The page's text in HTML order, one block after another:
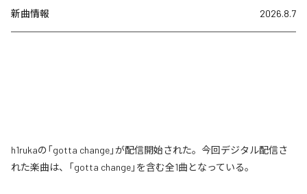
新曲情報 2026.8.7
h1rukaの「gotta change」が配信開始された。今回デジタル配信さ
れた楽曲は、「gotta change」を含む全1曲となっている。